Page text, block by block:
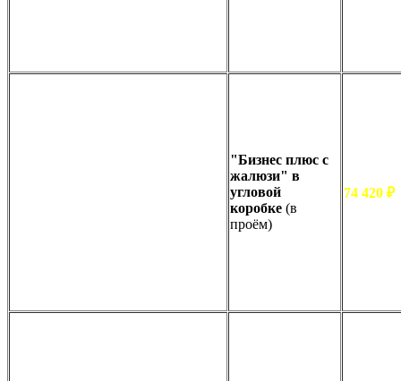
"Бизнес плюс с
жалюзи" в
угловой
коробке (в
проём)
74 420 ₽